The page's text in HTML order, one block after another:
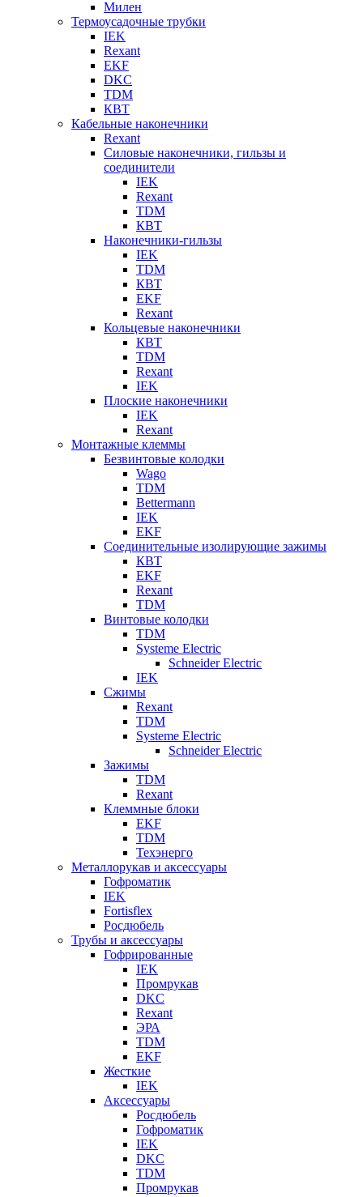
Милен
Термоусадочные трубки
IEK
Rexant
EKF
DKC
TDM
КВТ
Кабельные наконечники
Rexant
Силовые наконечники, гильзы и
соединители
IEK
Rexant
TDM
КВТ
Наконечники-гильзы
IEK
TDM
КВТ
EKF
Rexant
Кольцевые наконечники
КВТ
TDM
Rexant
IEK
Плоские наконечники
IEK
Rexant
Монтажные клеммы
Безвинтовые колодки
Wago
TDM
Bettermann
IEK
EKF
Соединительные изолирующие зажимы
КВТ
EKF
Rexant
TDM
Винтовые колодки
TDM
Systeme Electric
Schneider Electric
IEK
Сжимы
Rexant
TDM
Systeme Electric
Schneider Electric
Зажимы
TDM
Rexant
Клеммные блоки
EKF
TDM
Техэнерго
Металлорукав и аксессуары
Гофроматик
IEK
Fortisflex
Росдюбель
Трубы и аксессуары
Гофрированные
IEK
Промрукав
DKC
Rexant
ЭРА
TDM
EKF
Жесткие
IEK
Аксессуары
Росдюбель
Гофроматик
IEK
DKC
TDM
Промрукав